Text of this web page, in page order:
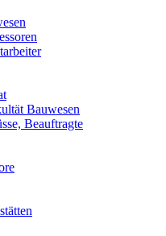
Bauwesen
Beauftragte